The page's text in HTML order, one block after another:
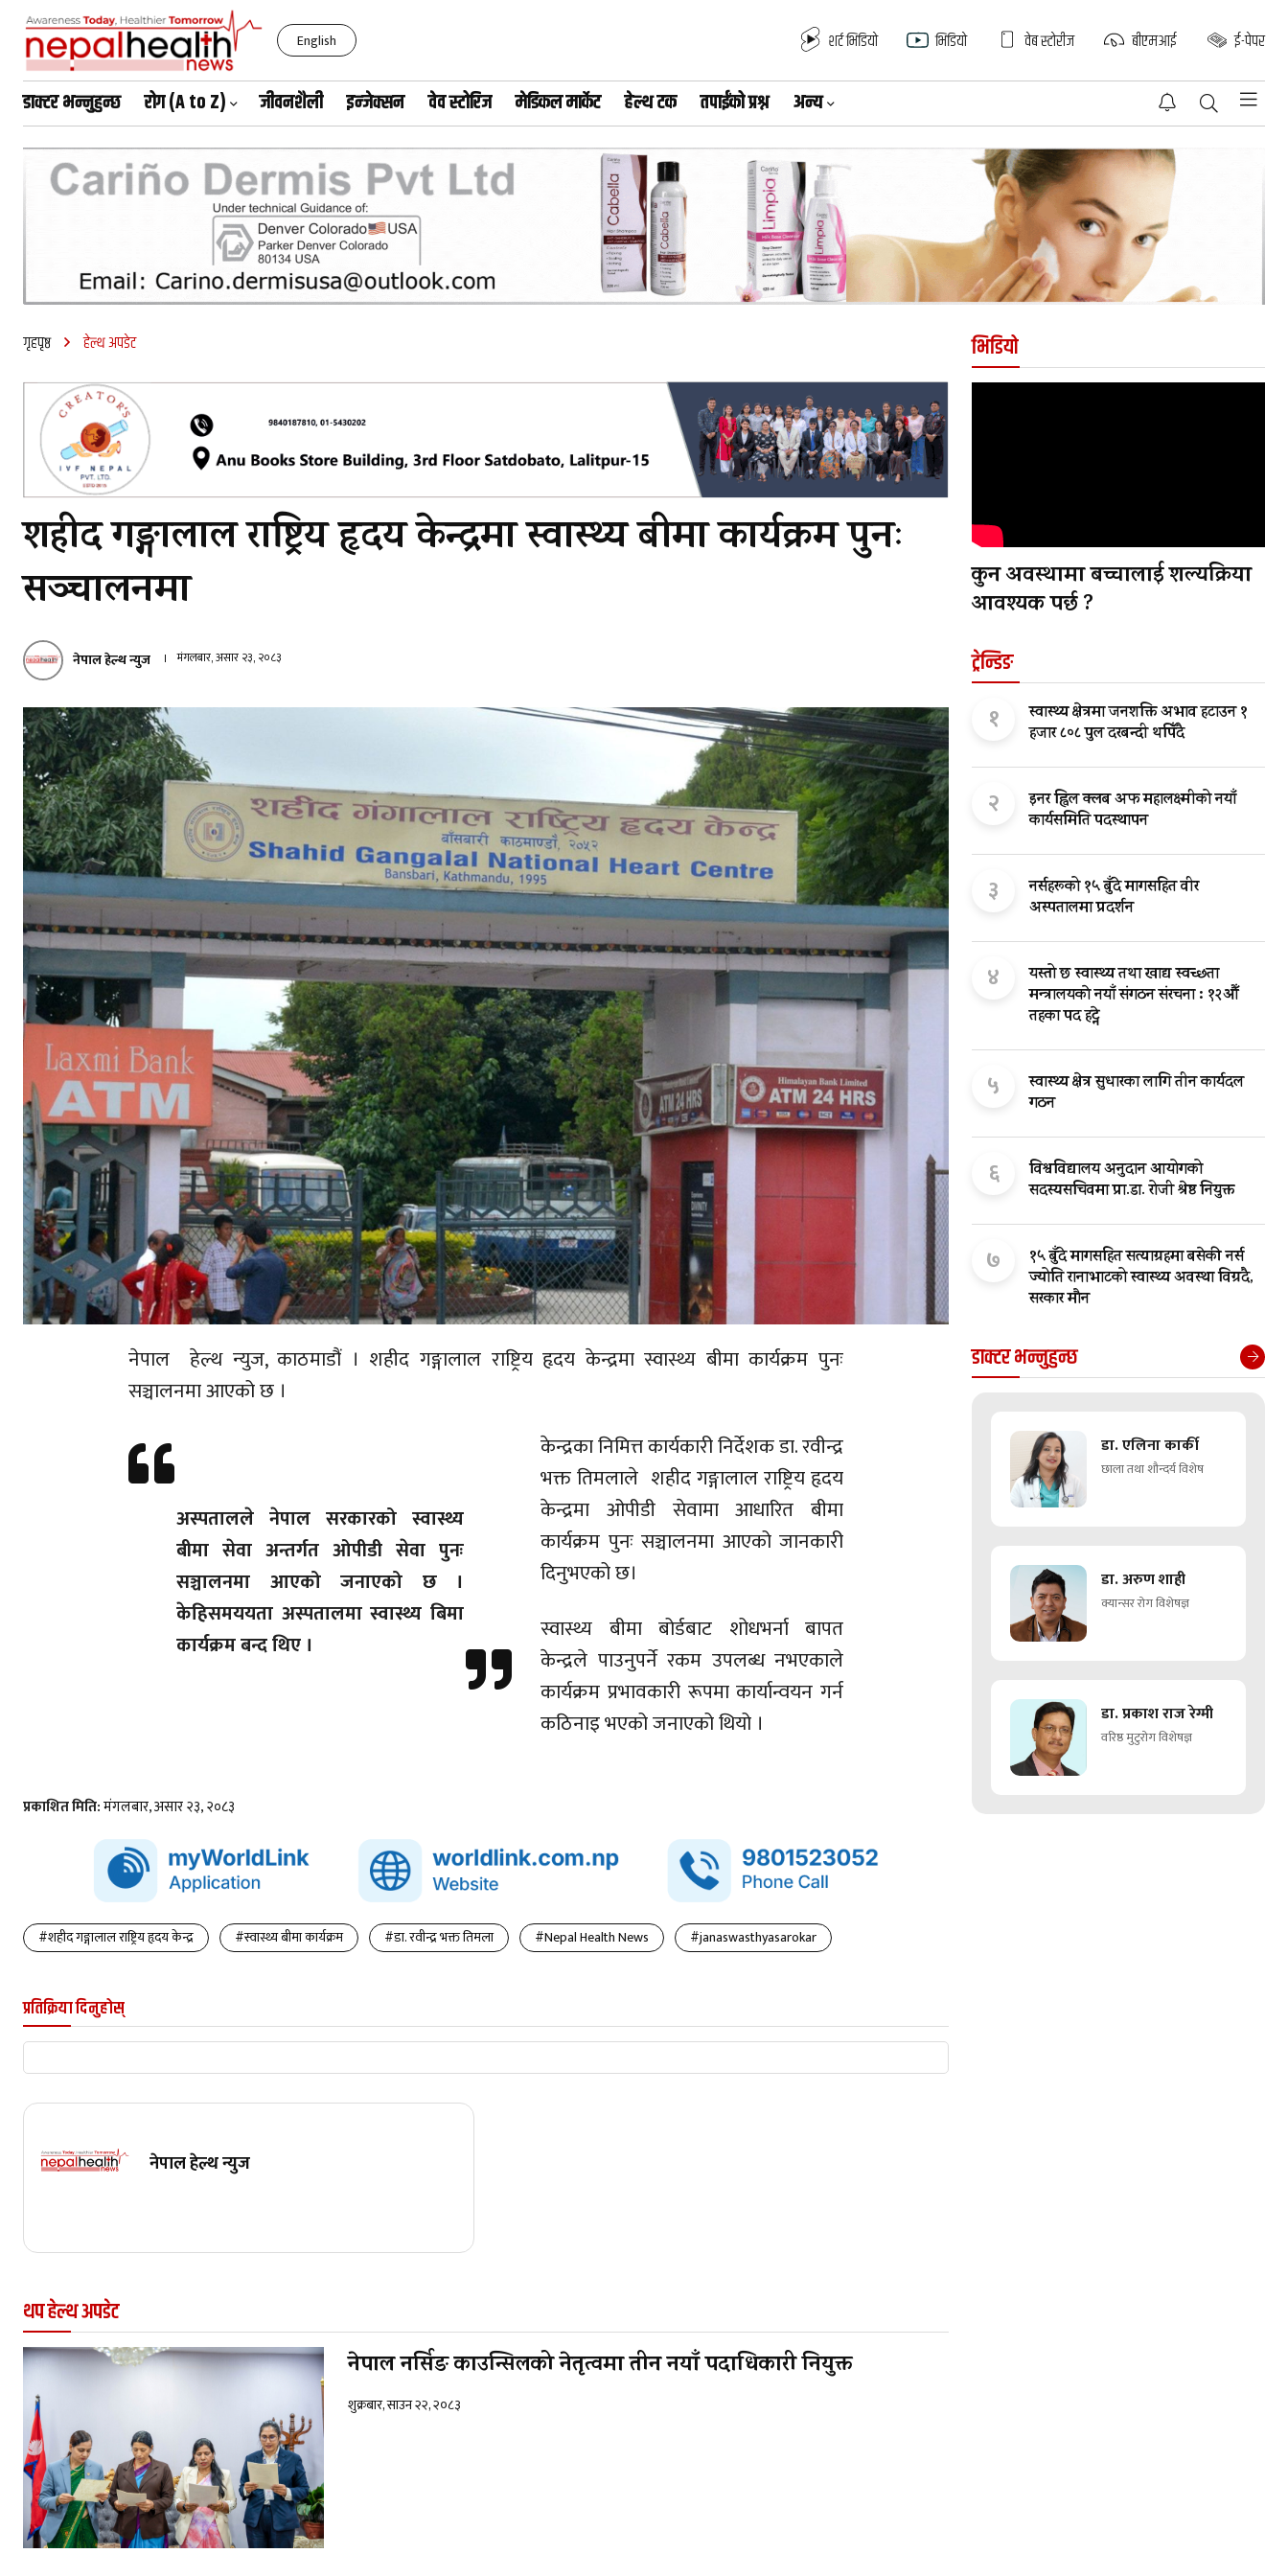
English शर्ट भिडियो भिडियो वेब स्टोरीज बीएमआई ई-पेपर
शनिबार, साउन २३, २०८३
डाक्टर भन्नुहुन्छ रोग (A to Z) जीवनशैली इन्जेक्सन वेव स्टोरिज मेडिकल मार्केट हेल्थ टक तपाईंको प्रश्न अन्य
गृहपृष्ठ हेल्थ अपडेट
शहीद गङ्गालाल राष्ट्रिय हृदय केन्द्रमा स्वास्थ्य बीमा कार्यक्रम पुनः
सञ्चालनमा
नेपाल हेल्थ न्युज मंगलबार, असार २३, २०८३
नेपाल हेल्थ न्युज, काठमाडौं । शहीद गङ्गालाल राष्ट्रिय हृदय केन्द्रमा स्वास्थ्य बीमा कार्यक्रम पुनः
सञ्चालनमा आएको छ ।
अस्पतालले नेपाल सरकारको स्वास्थ्य
बीमा सेवा अन्तर्गत ओपीडी सेवा पुनः
सञ्चालनमा आएको जनाएको छ ।
केहिसमययता अस्पतालमा स्वास्थ्य बिमा
कार्यक्रम बन्द थिए ।
केन्द्रका निमित्त कार्यकारी निर्देशक डा. रवीन्द्र
भक्त तिमलाले शहीद गङ्गालाल राष्ट्रिय हृदय
केन्द्रमा ओपीडी सेवामा आधारित बीमा
कार्यक्रम पुनः सञ्चालनमा आएको जानकारी
दिनुभएको छ।
स्वास्थ्य बीमा बोर्डबाट शोधभर्ना बापत
केन्द्रले पाउनुपर्ने रकम उपलब्ध नभएकाले
कार्यक्रम प्रभावकारी रूपमा कार्यान्वयन गर्न
कठिनाइ भएको जनाएको थियो ।
प्रकाशित मिति:मंगलबार, असार २३, २०८३
#शहीद गङ्गालाल राष्ट्रिय हृदय केन्द्र #स्वास्थ्य बीमा कार्यक्रम #डा. रवीन्द्र भक्त तिमला #Nepal Health News #janaswasthyasarokar
प्रतिक्रिया दिनुहोस्
नेपाल हेल्थ न्युज
थप हेल्थ अपडेट
नेपाल नर्सिङ काउन्सिलको नेतृत्वमा तीन नयाँ पदाधिकारी नियुक्त
शुक्रबार, साउन २२, २०८३
भिडियो
कुन अवस्थामा बच्चालाई शल्यक्रिया
आवश्यक पर्छ ?
ट्रेन्डिङ
१
स्वास्थ्य क्षेत्रमा जनशक्ति अभाव हटाउन १
हजार ८०८ पुल दरबन्दी थपिँदै
२
इनर ह्विल क्लब अफ महालक्ष्मीको नयाँ
कार्यसमिति पदस्थापन
३
नर्सहरूको १५ बुँदे मागसहित वीर
अस्पतालमा प्रदर्शन
४
यस्तो छ स्वास्थ्य तथा खाद्य स्वच्छता
मन्त्रालयकाे नयाँ संगठन संरचना : १२औँ
तहका पद हट्ने
५
स्वास्थ्य क्षेत्र सुधारका लागि तीन कार्यदल
गठन
६
विश्वविद्यालय अनुदान आयोगको
सदस्यसचिवमा प्रा.डा. रोजी श्रेष्ठ नियुक्त
७
१५ बुँदे मागसहित सत्याग्रहमा बसेकी नर्स
ज्योति रानाभाटको स्वास्थ्य अवस्था विग्रदै,
सरकार मौन
डाक्टर भन्नुहुन्छ
डा. एलिना कार्की
छाला तथा शौन्दर्य विशेष
डा. अरुण शाही
क्यान्सर रोग विशेषज्ञ
डा. प्रकाश राज रेग्मी
वरिष्ठ मुटुरोग विशेषज्ञ